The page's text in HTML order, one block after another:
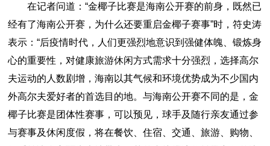
在记者问道：“金椰子比赛是海南公开赛的前身，既然已
经有了海南公开赛，为什么还要重启金椰子赛事”时，符史涛
表示：“后疫情时代，人们更强烈地意识到强健体魄、锻炼身
心的重要性，对健康旅游休闲方式需求十分强烈，选择高尔
夫运动的人数剧增，海南以其气候和环境优势成为不少国内
外高尔夫爱好者的首选目的地。与海南公开赛不同的是，金
椰子比赛是团体性赛事，可以预见，球手及随行亲友通过参
与赛事及休闲度假，将在餐饮、住宿、交通、旅游、购物、